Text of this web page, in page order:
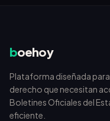
boehoy
Plataforma diseñada
derecho que necesitan
Boletines Oficiales del
eficiente.